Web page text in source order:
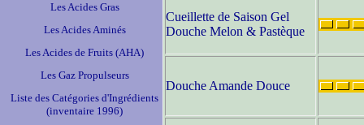
Les Acides Gras
Les Acides Aminés
Les Acides de Fruits (AHA)
Les Gaz Propulseurs
Liste des Catégories d'Ingrédients
(inventaire 1996)
Cueillette de Saison Gel
Douche Melon & Pastèque
Douche Amande Douce